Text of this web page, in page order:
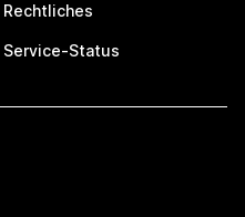
Rechtliches
Service-Status